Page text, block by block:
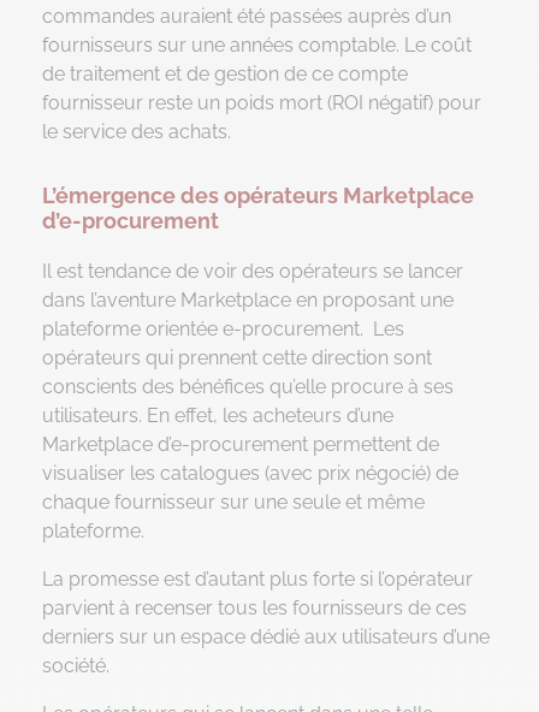
commandes auraient été passées auprès d’un
fournisseurs sur une années comptable. Le coût
de traitement et de gestion de ce compte
fournisseur reste un poids mort (ROI négatif) pour
le service des achats.
L’émergence des opérateurs Marketplace
d’e-procurement
Il est tendance de voir des opérateurs se lancer
dans l’aventure Marketplace en proposant une
plateforme orientée e-procurement. Les
opérateurs qui prennent cette direction sont
conscients des bénéfices qu’elle procure à ses
utilisateurs. En effet, les acheteurs d’une
Marketplace d’e-procurement permettent de
visualiser les catalogues (avec prix négocié) de
chaque fournisseur sur une seule et même
plateforme.
La promesse est d’autant plus forte si l’opérateur
parvient à recenser tous les fournisseurs de ces
derniers sur un espace dédié aux utilisateurs d’une
société.